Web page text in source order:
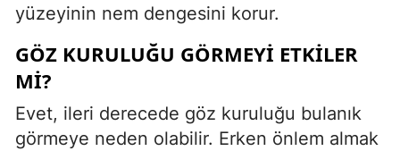
yüzeyinin nem dengesini korur.
GÖZ KURULUĞU GÖRMEYI ETKILER
MI?
Evet, ileri derecede göz kuruluğu bulanık
görmeye neden olabilir. Erken önlem almak